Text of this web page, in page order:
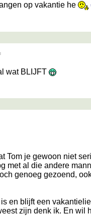
op vakantie he
wat BLIJFT
Tom je gewoon niet
met al die andere
genoeg gezoend,
en blijft een
zijn denk ik. En wil